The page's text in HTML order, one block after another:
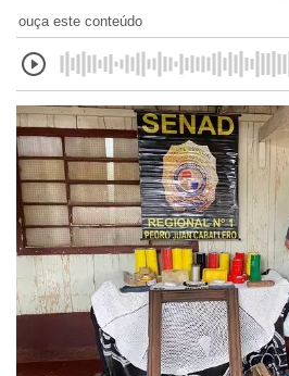
ouça este conteúdo